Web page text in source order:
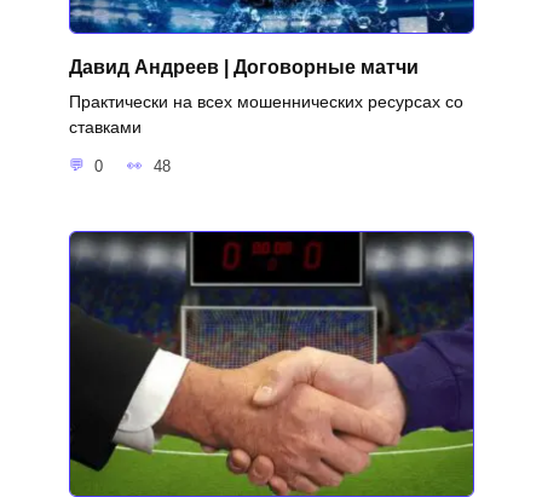
Давид Андреев | Договорные матчи
Практически на всех мошеннических ресурсах со
ставками
0 48